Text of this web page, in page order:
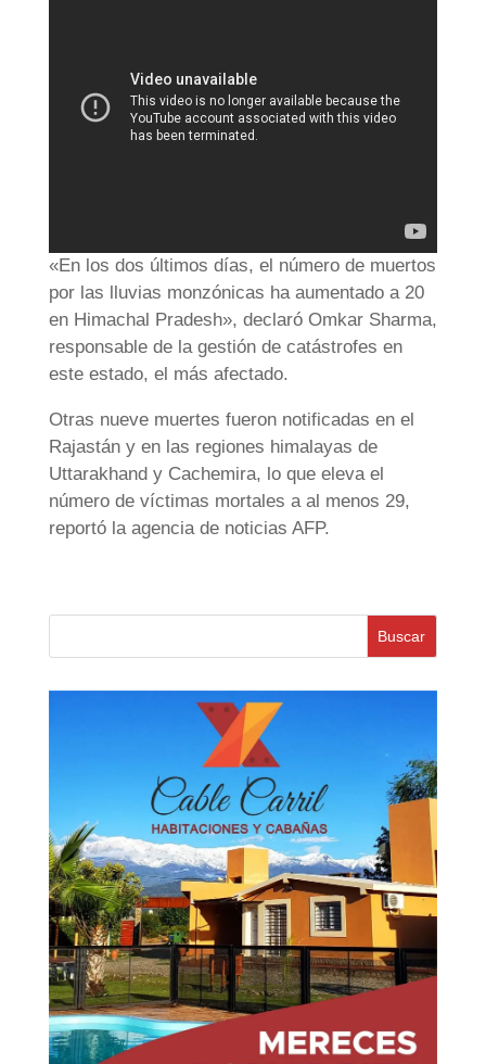
«En los dos últimos días, el número de muertos
por las lluvias monzónicas ha aumentado a 20
en Himachal Pradesh», declaró Omkar Sharma,
responsable de la gestión de catástrofes en
este estado, el más afectado.
Otras nueve muertes fueron notificadas en el
Rajastán y en las regiones himalayas de
Uttarakhand y Cachemira, lo que eleva el
número de víctimas mortales a al menos 29,
reportó la agencia de noticias AFP.
Buscar